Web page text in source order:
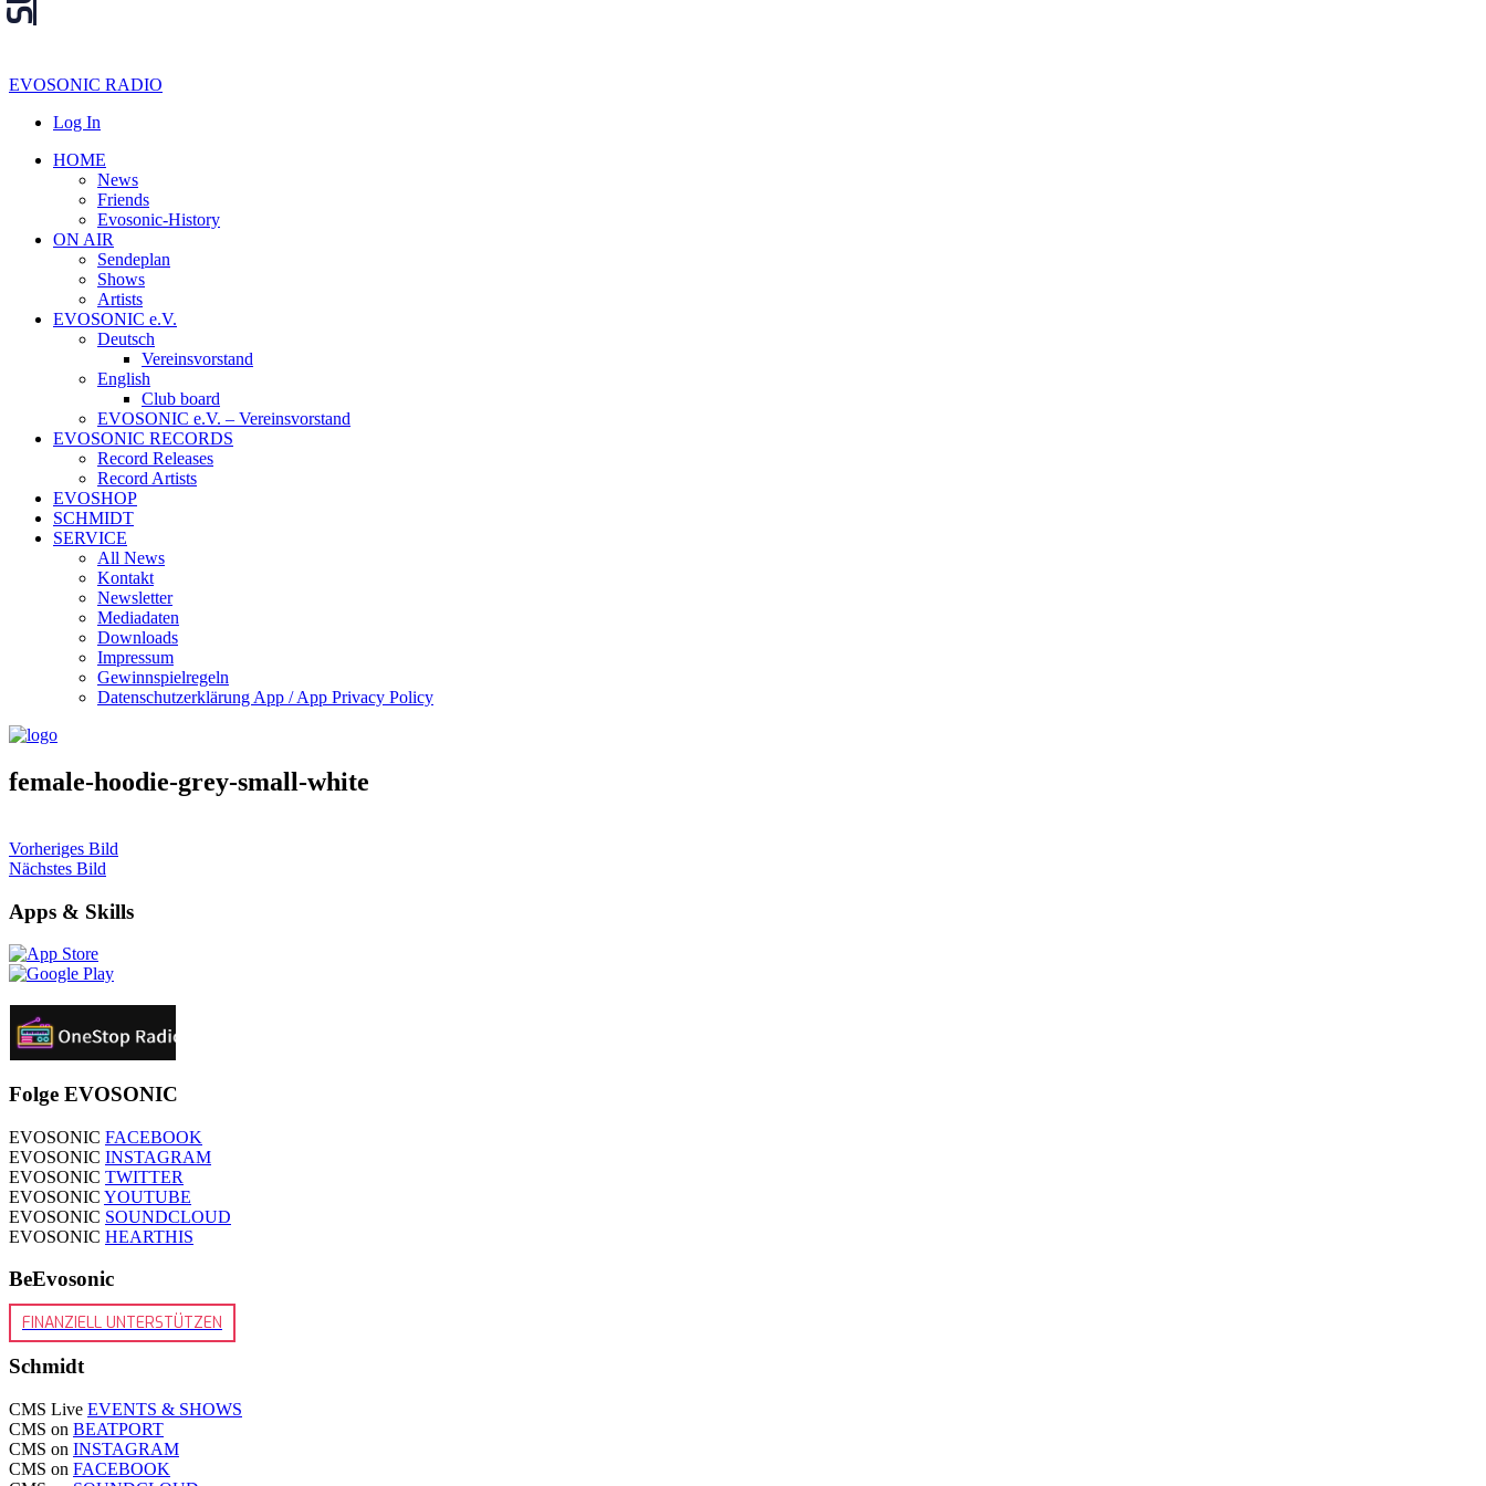
EVOSONIC RADIO
Log In
HOME
News
Friends
Evosonic-History
ON AIR
Sendeplan
Shows
Artists
EVOSONIC e.V.
Deutsch
Vereinsvorstand
English
Club board
EVOSONIC e.V. ‒ Vereinsvorstand
EVOSONIC RECORDS
Record Releases
Record Artists
EVOSHOP
SCHMIDT
SERVICE
All News
Kontakt
Newsletter
Mediadaten
Downloads
Impressum
Gewinnspielregeln
Datenschutzerklärung App / App Privacy Policy
female-hoodie-grey-small-white
Vorheriges Bild
Nächstes Bild
Apps & Skills
Folge EVOSONIC
EVOSONIC FACEBOOK
EVOSONIC INSTAGRAM
EVOSONIC TWITTER
EVOSONIC YOUTUBE
EVOSONIC SOUNDCLOUD
EVOSONIC HEARTHIS
BeEvosonic
FINANZIELL UNTERSTÜTZEN
Schmidt
CMS Live EVENTS & SHOWS
CMS on BEATPORT
CMS on INSTAGRAM
CMS on FACEBOOK